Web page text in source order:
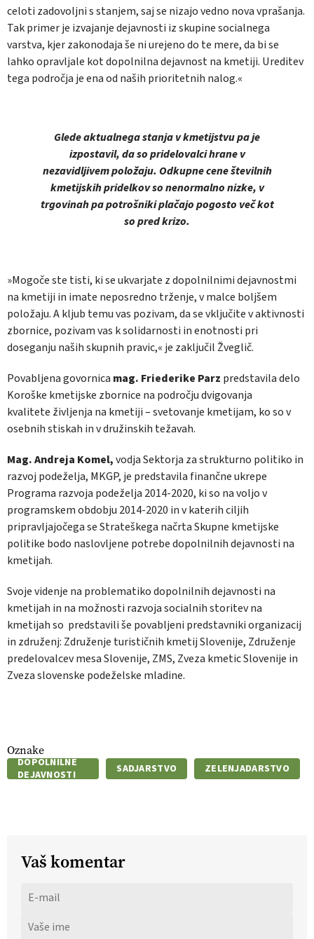
celoti zadovoljni s stanjem, saj se nizajo vedno nova vprašanja.
Tak primer je izvajanje dejavnosti iz skupine socialnega
varstva, kjer zakonodaja še ni urejeno do te mere, da bi se
lahko opravljale kot dopolnilna dejavnost na kmetiji. Ureditev
tega področja je ena od naših prioritetnih nalog.«
Glede aktualnega stanja v kmetijstvu pa je
izpostavil, da so pridelovalci hrane v
nezavidljivem položaju. Odkupne cene številnih
kmetijskih pridelkov so nenormalno nizke, v
trgovinah pa potrošniki plačajo pogosto več kot
so pred krizo.
»Mogoče ste tisti, ki se ukvarjate z dopolnilnimi dejavnostmi
na kmetiji in imate neposredno trženje, v malce boljšem
položaju. A kljub temu vas pozivam, da se vključite v aktivnosti
zbornice, pozivam vas k solidarnosti in enotnosti pri
doseganju naših skupnih pravic,« je zaključil Žveglič.
Povabljena govornica mag. Friederike Parz predstavila delo
Koroške kmetijske zbornice na področju dvigovanja
kvalitete življenja na kmetiji – svetovanje kmetijam, ko so v
osebnih stiskah in v družinskih težavah.
Mag. Andreja Komel,vodja Sektorja za strukturno politiko in
razvoj podeželja, MKGP, je predstavila finančne ukrepe
Programa razvoja podeželja 2014-2020, ki so na voljo v
programskem obdobju 2014-2020 in v katerih ciljih
pripravljajočega se Strateškega načrta Skupne kmetijske
politike bodo naslovljene potrebe dopolnilnih dejavnosti na
kmetijah.
Svoje videnje na problematiko dopolnilnih dejavnosti na
kmetijah in na možnosti razvoja socialnih storitev na
kmetijah so predstavili še povabljeni predstavniki organizacij
in združenj: Združenje turističnih kmetij Slovenije, Združenje
predelovalcev mesa Slovenije, ZMS, Zveza kmetic Slovenije in
Zveza slovenske podeželske mladine.
Oznake
DOPOLNILNE
DEJAVNOSTI
SADJARSTVO ZELENJADARSTVO
Vaš komentar